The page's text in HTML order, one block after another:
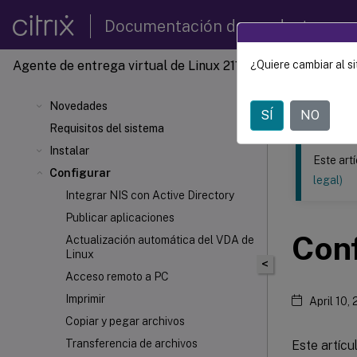
Documentación de productos
Agente de entrega virtual de Linux 2112
Novedades
Requisitos del sistema
Instalar
Configurar
Integrar NIS con Active Directory
Publicar aplicaciones
Actualización automática del VDA de
Linux
Acceso remoto a PC
Imprimir
Copiar y pegar archivos
Transferencia de archivos
Este
<
Este
legal)
April 10,
Este
¿Quiere cambiar al
SÍ NO